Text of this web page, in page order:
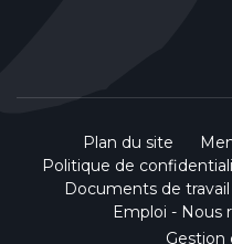
Plan du site
Politique de
Documents de travail
Emploi - Nous
Gestion